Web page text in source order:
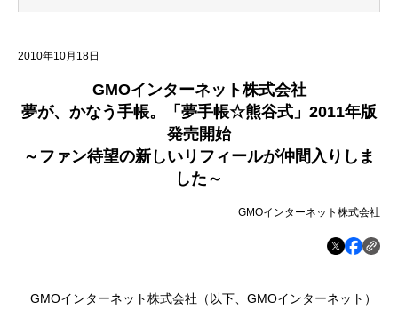
2010年10月18日
GMOインターネット株式会社
夢が、かなう手帳。「夢手帳☆熊谷式」 2011年版
発売開始
～ファン待望の新しいリフィールが仲間入りしま
した～
GMOインターネット株式会社
GMOインターネット株式会社（以下、GMOインターネット）